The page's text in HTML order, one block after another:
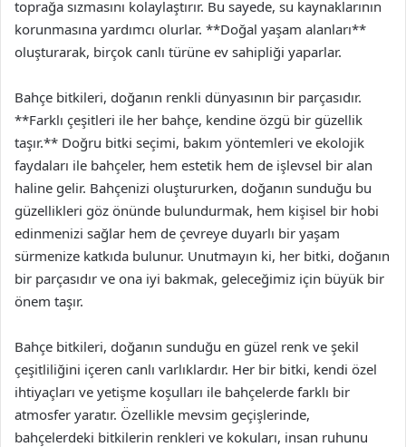
toprağa sızmasını kolaylaştırır. Bu sayede, su kaynaklarının
korunmasına yardımcı olurlar. **Doğal yaşam alanları**
oluşturarak, birçok canlı türüne ev sahipliği yaparlar.
Bahçe bitkileri, doğanın renkli dünyasının bir parçasıdır.
**Farklı çeşitleri ile her bahçe, kendine özgü bir güzellik
taşır.** Doğru bitki seçimi, bakım yöntemleri ve ekolojik
faydaları ile bahçeler, hem estetik hem de işlevsel bir alan
haline gelir. Bahçenizi oluştururken, doğanın sunduğu bu
güzellikleri göz önünde bulundurmak, hem kişisel bir hobi
edinmenizi sağlar hem de çevreye duyarlı bir yaşam
sürmenize katkıda bulunur. Unutmayın ki, her bitki, doğanın
bir parçasıdır ve ona iyi bakmak, geleceğimiz için büyük bir
önem taşır.
Bahçe bitkileri, doğanın sunduğu en güzel renk ve şekil
çeşitliliğini içeren canlı varlıklardır. Her bir bitki, kendi özel
ihtiyaçları ve yetişme koşulları ile bahçelerde farklı bir
atmosfer yaratır. Özellikle mevsim geçişlerinde,
bahçelerdeki bitkilerin renkleri ve kokuları, insan ruhunu